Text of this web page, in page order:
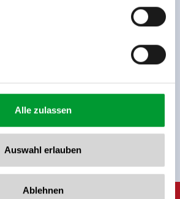
Alle zulassen
Auswahl erlauben
Ablehnen
den newsletter
anmelden!
Anmelden